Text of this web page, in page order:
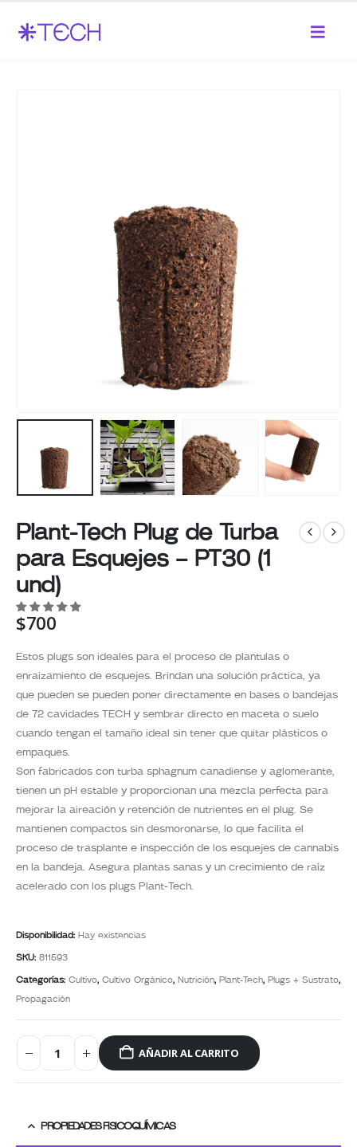
Plant-Tech Plug de Turba
para Esquejes – PT30 (1
und)
$700
Estos plugs son ideales para el proceso de plantulas o
enraizamiento de esquejes. Brindan una solución práctica, ya
que pueden se pueden poner directamente en bases o bandejas
de 72 cavidades TECH y sembrar directo en maceta o suelo
cuando tengan el tamaño ideal sin tener que quitar plásticos o
empaques.
Son fabricados con turba sphagnum canadiense y aglomerante,
tienen un pH estable y proporcionan una mezcla perfecta para
mejorar la aireación y retención de nutrientes en el plug. Se
mantienen compactos sin desmoronarse, lo que facilita el
proceso de trasplante e inspección de los esquejes de cannabis
en la bandeja. Asegura plantas sanas y un crecimiento de raíz
acelerado con los plugs Plant-Tech.
Disponibilidad: Hay existencias
SKU: 811593
Categorías: Cultivo, Cultivo Orgánico, Nutrición, Plant-Tech, Plugs + Sustrato,
Propagación
AÑADIR AL CARRITO
PROPIEDADES FISICOQUÍMICAS